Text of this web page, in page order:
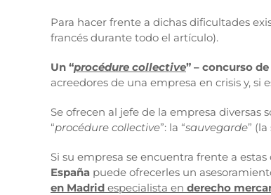
Para hacer frente a dichas dificultades
francés durante todo el artículo).
Un “procédure collective” – concurso
acreedores de una empresa en crisis y,
Se ofrecen al jefe de la empresa
“procédure collective”: la “sauvegarde”
Si su empresa se encuentra frente a
España puede ofrecerles un
en Madrid especialista en derecho